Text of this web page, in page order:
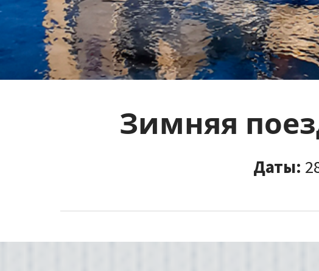
Зимняя
Даты: